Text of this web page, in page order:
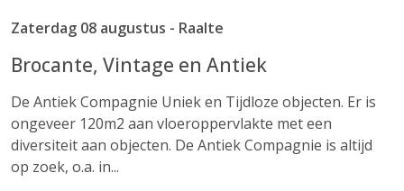
Zaterdag 08 augustus - Raalte
Brocante, Vintage en Antiek
De Antiek Compagnie Uniek en Tijdloze objecten. Er is
ongeveer 120m2 aan vloeroppervlakte met een
diversiteit aan objecten. De Antiek Compagnie is altijd
op zoek, o.a. in...